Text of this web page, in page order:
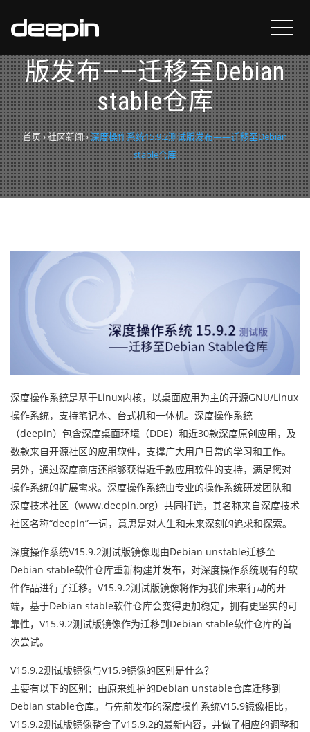
深度操作系统15.9.2测试
版发布——迁移至Debian
stable仓库
首页›社区新闻› 深度操作系统15.9.2测试版发布——迁移至Debian
stable仓库
深度操作系统是基于Linux内核，以桌面应用为主的开源GNU/Linux
操作系统，支持笔记本、台式机和一体机。深度操作系统
（deepin）包含深度桌面环境（DDE）和近30款深度原创应用，及
数款来自开源社区的应用软件，支撑广大用户日常的学习和工作。
另外，通过深度商店还能够获得近千款应用软件的支持，满足您对
操作系统的扩展需求。深度操作系统由专业的操作系统研发团队和
深度技术社区（www.deepin.org）共同打造，其名称来自深度技术
社区名称“deepin”一词，意思是对人生和未来深刻的追求和探索。
深度操作系统V15.9.2测试版镜像现由Debian unstable迁移至
Debian stable软件仓库重新构建并发布，对深度操作系统现有的软
件作品进行了迁移。V15.9.2测试版镜像将作为我们未来行动的开
端，基于Debian stable软件仓库会变得更加稳定，拥有更坚实的可
靠性，V15.9.2测试版镜像作为迁移到Debian stable软件仓库的首
次尝试。
V15.9.2测试版镜像与V15.9镜像的区别是什么？
主要有以下的区别：由原来维护的Debian unstable仓库迁移到
Debian stable仓库。与先前发布的深度操作系统V15.9镜像相比，
V15.9.2测试版镜像整合了v15.9.2的最新内容，并做了相应的调整和